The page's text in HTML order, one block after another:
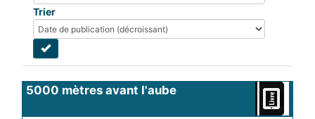
Trier
5000 mètres avant l'aube